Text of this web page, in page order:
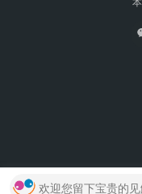
欢迎您留下宝贵的见